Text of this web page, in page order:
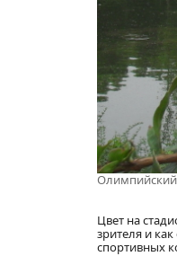
Олимпийский
Цвет на
зрителя и
спортивных